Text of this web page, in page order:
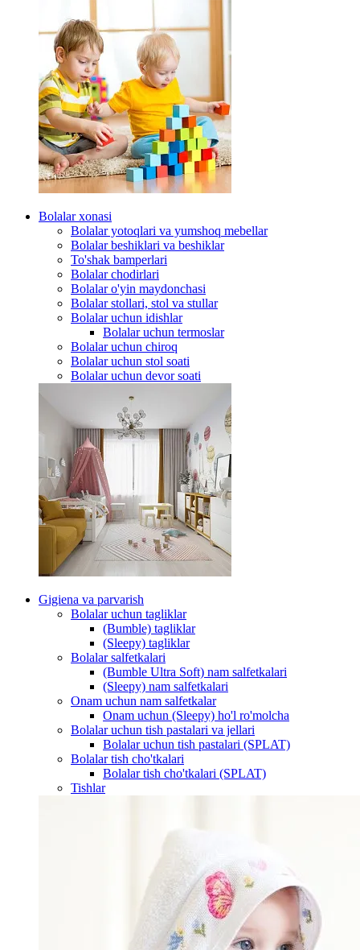
Bolalar xonasi
Bolalar yotoqlari va yumshoq mebellar
Bolalar beshiklari va beshiklar
To'shak bamperlari
Bolalar chodirlari
Bolalar o'yin maydonchasi
Bolalar stollari, stol va stullar
Bolalar uchun idishlar
Bolalar uchun termoslar
Bolalar uchun chiroq
Bolalar uchun stol soati
Bolalar uchun devor soati
Gigiena va parvarish
Bolalar uchun tagliklar
(Bumble) tagliklar
(Sleepy) tagliklar
Bolalar salfetkalari
(Bumble Ultra Soft) nam salfetkalari
(Sleepy) nam salfetkalari
Onam uchun nam salfetkalar
Onam uchun (Sleepy) ho'l ro'molcha
Bolalar uchun tish pastalari va jellari
Bolalar uchun tish pastalari (SPLAT)
Bolalar tish cho'tkalari
Bolalar tish cho'tkalari (SPLAT)
Tishlar